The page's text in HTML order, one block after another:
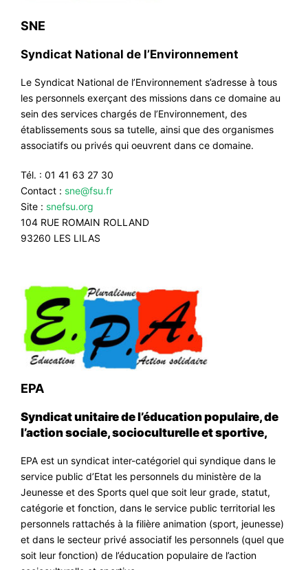
SNE
Syndicat National de l’Environnement
Le Syndicat National de l’Environnement s’adresse à tous
les personnels exerçant des missions dans ce domaine au
sein des services chargés de l’Environnement, des
établissements sous sa tutelle, ainsi que des organismes
associatifs ou privés qui oeuvrent dans ce domaine.
Tél. : 01 41 63 27 30
Contact : sne@fsu.fr
Site : snefsu.org
104 RUE ROMAIN ROLLAND
93260 LES LILAS
EPA
Syndicat unitaire de l’éducation populaire, de
l’action sociale, socioculturelle et sportive,
EPA est un syndicat inter-catégoriel qui syndique dans le
service public d’Etat les personnels du ministère de la
Jeunesse et des Sports quel que soit leur grade, statut,
catégorie et fonction, dans le service public territorial les
personnels rattachés à la filière animation (sport, jeunesse)
et dans le secteur privé associatif les personnels (quel que
soit leur fonction) de l’éducation populaire de l’action